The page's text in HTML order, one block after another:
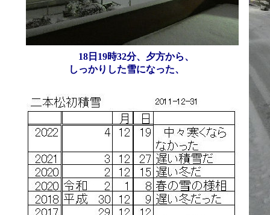
18日19時32分、夕方から、
しっかりした雪になった、